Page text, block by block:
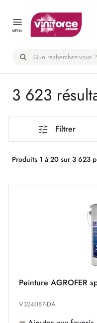
MENU
3 623
Filtrer
Produits 1 à 20 sur 3 623
Peinture AGROFER
V324087-DA